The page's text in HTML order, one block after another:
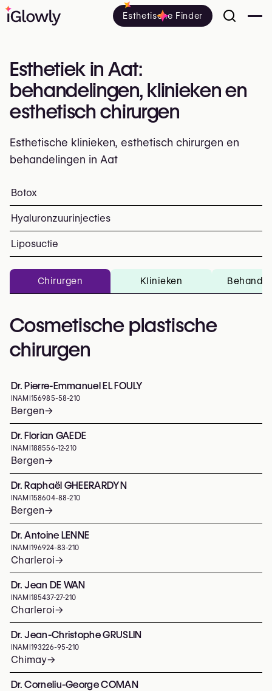
Esthetische Finder
Esthetiek in Aat:
behandelingen, klinieken en
esthetisch chirurgen
Esthetische klinieken, esthetisch chirurgen en
behandelingen in Aat
Alles over esthetiek in Aat: klinieken, esthetisch en
Top ingrepen en
Botox
Hyaluronzuurinjecties
Liposuctie
Chirurgen Klinieken
Cosmetische plastische
chirurgen
Dr. Pierre-Emmanuel EL FOULY
INAMI 156985-58-210
Bergen→
Dr. Florian GAEDE
INAMI 188556-12-210
Bergen→
Dr. Raphaël GHEERARDYN
INAMI 158604-88-210
Bergen→
Dr. Antoine LENNE
INAMI 196924-83-210
Charleroi→
Dr. Jean DE WAN
INAMI 185437-27-210
Charleroi→
Dr. Jean-Christophe GRUSLIN
INAMI 193226-95-210
Chimay→
Dr. Corneliu-George COMAN